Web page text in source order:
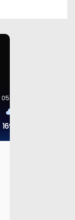
05:00
16°C